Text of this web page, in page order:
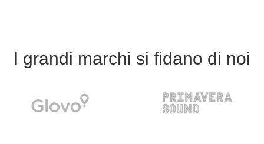
I grandi marchi si fidano di noi